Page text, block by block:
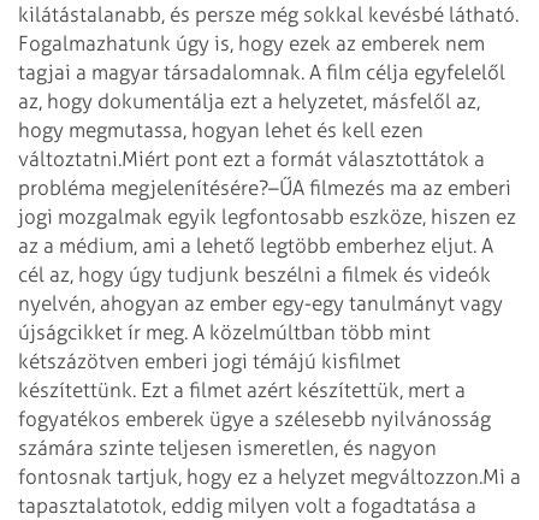
kilátástalanabb, és persze még sokkal kevésbé látható.
Fogalmazhatunk úgy is, hogy ezek az emberek nem
tagjai a magyar társadalomnak. A film célja egyfelelől
az, hogy dokumentálja ezt a helyzetet, másfelől az,
hogy megmutassa, hogyan lehet és kell ezen
változtatni.Miért pont ezt a formát választottátok a
probléma megjelenítésére?–ŰA filmezés ma az emberi
jogi mozgalmak egyik legfontosabb eszköze, hiszen ez
az a médium, ami a lehető legtöbb emberhez eljut. A
cél az, hogy úgy tudjunk beszélni a filmek és videók
nyelvén, ahogyan az ember egy-egy tanulmányt vagy
újságcikket ír meg. A közelmúltban több mint
kétszázötven emberi jogi témájú kisfilmet
készítettünk. Ezt a filmet azért készítettük, mert a
fogyatékos emberek ügye a szélesebb nyilvánosság
számára szinte teljesen ismeretlen, és nagyon
fontosnak tartjuk, hogy ez a helyzet megváltozzon.Mi a
tapasztalatotok, eddig milyen volt a fogadtatása a